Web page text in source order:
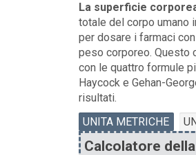
La superficie
totale del corpo umano
per dosare i farmaci
peso corporeo. Questo
con le quattro formule
Haycock e Gehan-
risultati.
UNITA METRICHE
Calcolatore